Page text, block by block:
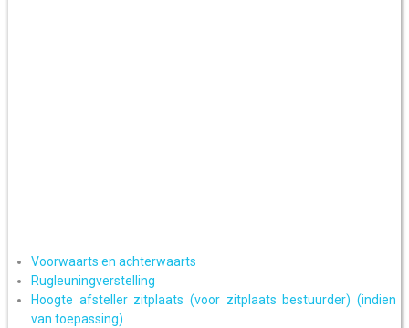
Voorwaarts en achterwaarts
Rugleuningverstelling
Hoogte afsteller zitplaats (voor zitplaats bestuurder) (indien
van toepassing)